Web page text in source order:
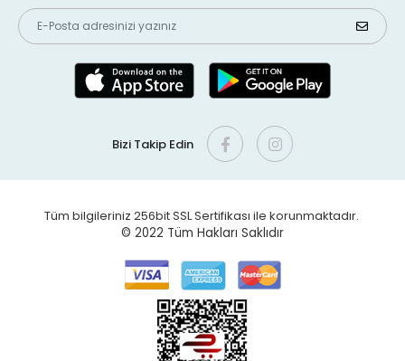
Bizi Takip Edin
Tüm bilgileriniz 256bit SSL Sertifikası ile korunmaktadır.
© 2022 Tüm Hakları Saklıdır